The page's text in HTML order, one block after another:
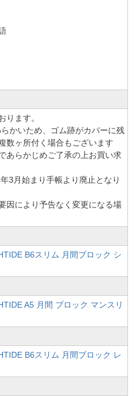
ります。
かいため、ゴム跡がカバーに残
数ヶ所付く場合もございます
あらかじめご了承の上お買い求
3月始まり手帳より廃止となり
因により予告なく変更になる場
B6スリム 月間ブロック シ
A5 月間 ブロック マンスリ
B6スリム 月間ブロック レ